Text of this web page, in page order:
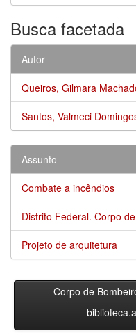
Busca facetada
Autor
Queiros, Gilmara
Santos, Valmeci
Assunto
Combate a incêndios
Distrito Federal. Corpo
Projeto de arquitetura
Corpo de